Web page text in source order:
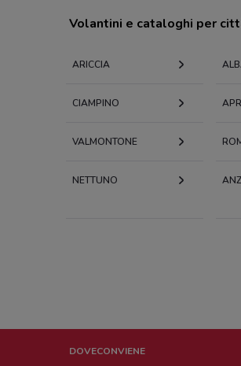
Volantini e cataloghi per
ARICCIA
CIAMPINO
VALMONTONE
NETTUNO
DOVECONVIENE